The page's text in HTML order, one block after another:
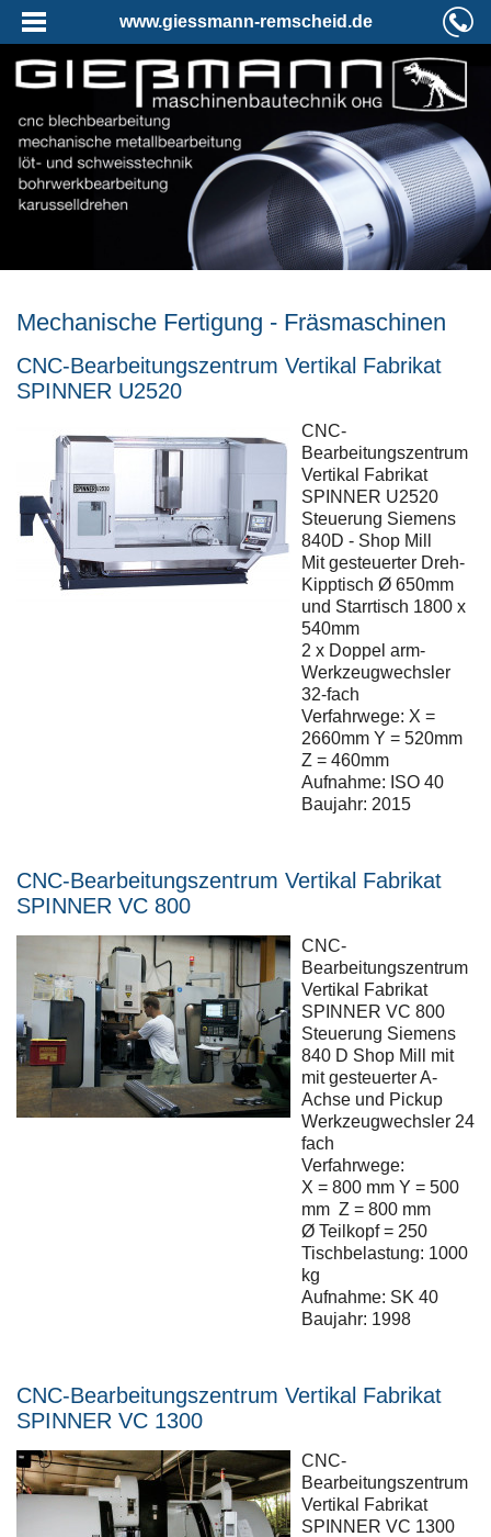
www.giessmann-remscheid.de
Mechanische Fertigung - Fräsmaschinen
CNC-Bearbeitungszentrum Vertikal Fabrikat
SPINNER U2520
CNC-
Bearbeitungszentrum
Vertikal Fabrikat
SPINNER U2520
Steuerung Siemens
840D - Shop Mill
Mit gesteuerter Dreh-
Kipptisch Ø 650mm
und Starrtisch 1800 x
540mm
2 x Doppel arm-
Werkzeugwechsler
32-fach
Verfahrwege: X =
2660mm Y = 520mm
Z = 460mm
Aufnahme: ISO 40
Baujahr: 2015
CNC-Bearbeitungszentrum Vertikal Fabrikat
SPINNER VC 800
CNC-
Bearbeitungszentrum
Vertikal Fabrikat
SPINNER VC 800
Steuerung Siemens
840 D Shop Mill mit
mit gesteuerter A-
Achse und Pickup
Werkzeugwechsler 24
fach
Verfahrwege:
X = 800 mm Y = 500
mm Z = 800 mm
Ø Teilkopf = 250
Tischbelastung: 1000
kg
Aufnahme: SK 40
Baujahr: 1998
CNC-Bearbeitungszentrum Vertikal Fabrikat
SPINNER VC 1300
CNC-
Bearbeitungszentrum
Vertikal Fabrikat
SPINNER VC 1300